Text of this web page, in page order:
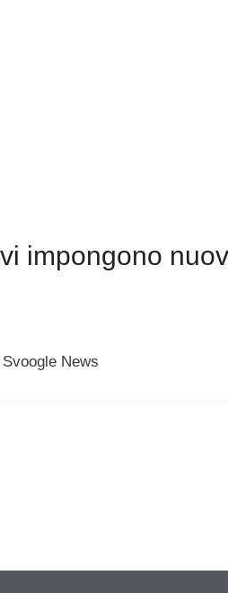
impongono
News